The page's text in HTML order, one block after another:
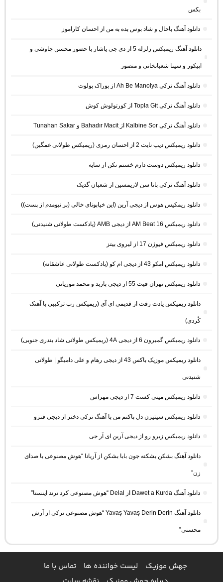
بکس
دانلود آهنگ باحال و شاد بوس بده به من از احسان کاراموز
دانلود آهنگ ریمیکس زلزله 5 از دی جی یاشار با حضور محسن چاوشی و
اپیکور و سینا شعبانخانی و منصور
دانلود آهنگ ترکی Ah Be Manolya از بوراک بولوت
دانلود آهنگ ترکی Topla Git از کورتولوش کوش
دانلود آهنگ ترکی Kalbine Sor از Bahadır Macit و Tunahan Sakar
دانلود ریمیکس دیپ نایت 2 از احسان رمزی (ریمیکس طولانی غمگین)
دانلود ریمیکس دوست دارم خستم نکن از سایه
دانلود آهنگ ترکی بانا سن لازیمسین از شعبان گدیک
دانلود ریمکیس هوس از دیجی آرین (این خیابونای خالی (بر نیومدم از پست))
دانلود ریمیکس AM Beat 16 از دیجی AMB (پادکست طولانی شنیدنی)
دانلود ریمیکس فیوژن 17 از لیروی بیتز
دانلود ریمیکس امکو 43 از دیجی ام کو (پادکست طولانی عاشقانه)
دانلود ریمیکس تهران فیت 55 از دیجی باربد و محمد موریانی
دانلود ریمیکس یادت رفت از قدیمی ای آی (ریمیکس رپ ترکیبی با آهنک
کُردی)
دانلود ریمیکس گمبرون 6 از دیجی 4A (ریمیکس طولانی شاد بندری جنوبی)
دانلود ریمیکس موزیک باکس 43 از دیجی رهام و علی دامیگو | طولانی
شنیدنی
دانلود ریمیکس مینی کست 7 از دیجی مهراس
دانلود ریمیکس سیتیزن دل پاکتم من با آهنگ ترکی دختر از دیجی فنزو
دانلود ریمیکس زیرو رو از دیجی آرین ای آر جی
دانلود آهنگ بشکن بشکنه جون بابا بشکن از آریانا “هوش مصنوعی با صدای
زن”
دانلود آهنگ Dawet a Kurda از Delal “هوش مصنوعی کرد ترند اینستا”
دانلود آهنگ Yavaş Yavaş Derin Derin “هوش مصنوعی ترکی از آرش
محسنی”
جهش موزیک لیست خواننده ها
تماس با ما